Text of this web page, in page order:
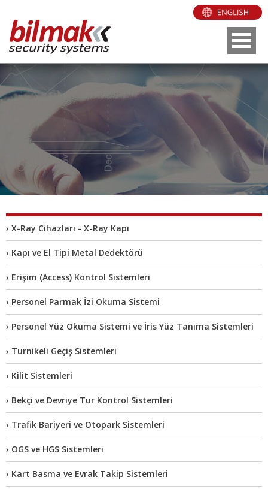
› X-Ray Cihazları - X-Ray Kapı
› Kapı ve El Tipi Metal Dedektörü
› Erişim (Access) Kontrol Sistemleri
› Personel Parmak İzi Okuma Sistemi
› Personel Yüz Okuma Sistemi ve İris Yüz Tanıma Sistemleri
› Turnikeli Geçiş Sistemleri
› Kilit Sistemleri
› Bekçi ve Devriye Tur Kontrol Sistemleri
› Trafik Bariyeri ve Otopark Sistemleri
› OGS ve HGS Sistemleri
› Kart Basma ve Evrak Takip Sistemleri